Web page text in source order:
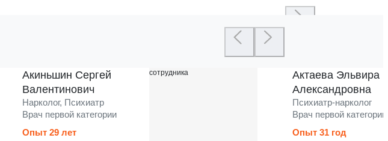
Акиньшин Сергей
Валентинович
Нарколог, Психиатр
Врач первой категории
Опыт 29 лет
Актаева Эльвира
Александровна
Психиатр-нарколог
Врач первой категории
Опыт 31 год